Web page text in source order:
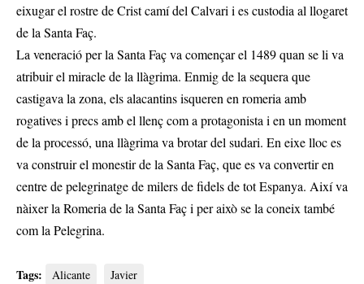
eixugar el rostre de Crist camí del Calvari i es custodia al llogaret
de la Santa Faç.
La veneració per la Santa Faç va començar el 1489 quan se li va
atribuir el miracle de la llàgrima. Enmig de la sequera que
castigava la zona, els alacantins isqueren en romeria amb
rogatives i precs amb el llenç com a protagonista i en un moment
de la processó, una llàgrima va brotar del sudari. En eixe lloc es
va construir el monestir de la Santa Faç, que es va convertir en
centre de pelegrinatge de milers de fidels de tot Espanya. Així va
nàixer la Romeria de la Santa Faç i per això se la coneix també
com la Pelegrina.
Tags: Alicante Javier